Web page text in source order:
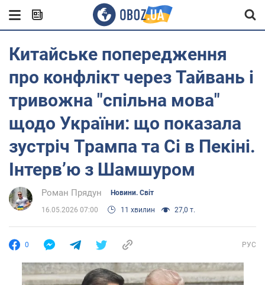
Китайське попередження
про конфлікт через Тайвань і
тривожна "спільна мова"
щодо України: що показала
зустріч Трампа та Сі в Пекіні.
Інтерв’ю з Шамшуром
Роман Прядун Новини. Світ
16.05.2026 07:00 11 хвилин 27,0 т.
0 РУС